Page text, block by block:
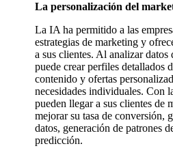
La personalización del
La IA ha permitido a las
estrategias de marketing y
a sus clientes. Al analizar datos
puede crear perfiles detallados
contenido y ofertas
necesidades individuales. Con
pueden llegar a sus clientes de
mejorar su tasa de conversión,
datos, generación de patrones
predicción.